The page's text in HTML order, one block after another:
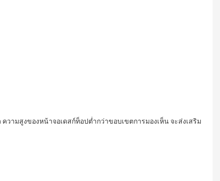
ความสูงของหน้าจอเดสก์ท็อปต่ำกว่าขอบเขตการมองเห็น จะส่งเสริม